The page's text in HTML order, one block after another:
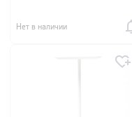
Нет в наличии